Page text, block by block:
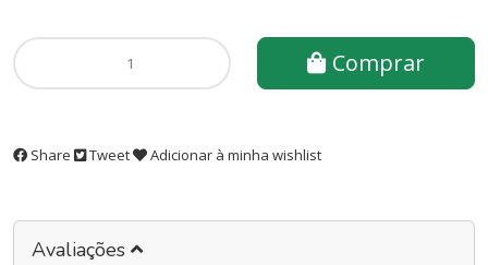
Comprar
Share Tweet Adicionar à minha wishlist
Avaliações